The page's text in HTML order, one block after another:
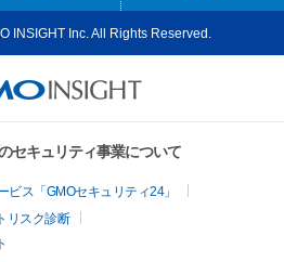
INSIGHT Inc. All Rights Reserved.
セキュリティ事業について
ス「GMOセキュリティ24」
リスク診断